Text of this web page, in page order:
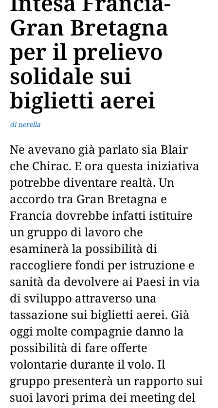
Gran Bretagna
per il prelievo
solidale sui
biglietti aerei
di nerella
Ne avevano già parlato sia Blair
che Chirac. E ora questa iniziativa
potrebbe diventare realtà. Un
accordo tra Gran Bretagna e
Francia dovrebbe infatti istituire
un gruppo di lavoro che
esaminerà la possibilità di
raccogliere fondi per istruzione e
sanità da devolvere ai Paesi in via
di sviluppo attraverso una
tassazione sui biglietti aerei. Già
oggi molte compagnie danno la
possibilità di fare offerte
volontarie durante il volo. Il
gruppo presenterà un rapporto sui
suoi lavori prima dei meeting del